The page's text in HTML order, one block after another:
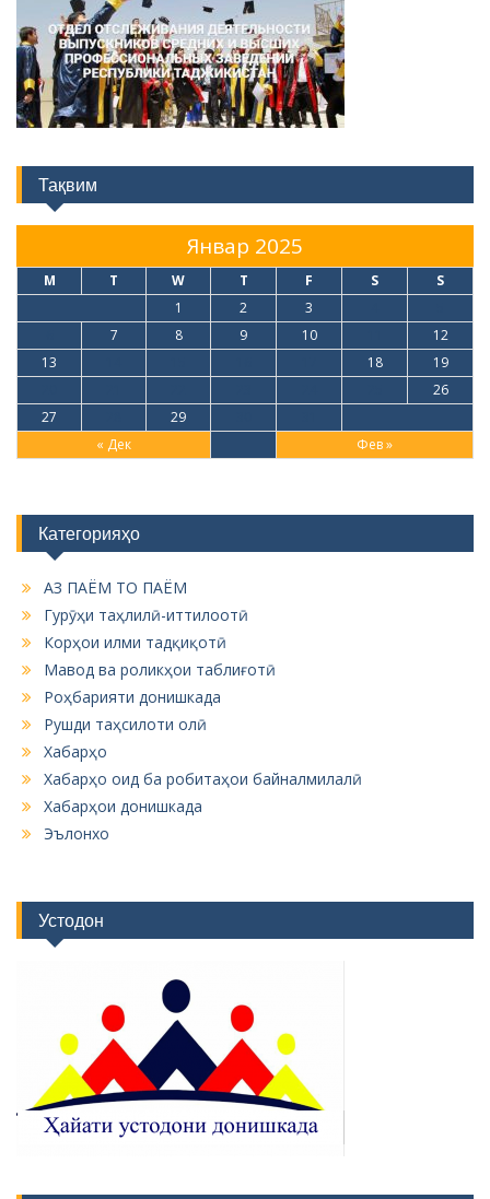
Тақвим
Январ 2025
M T W T F S S
« Дек Фев »
1 2 3
7 8 9 10
12
13
18
19
26
27
29
Категорияҳо
АЗ ПАЁМ ТО ПАЁМ
Гурӯҳи таҳлилӣ-иттилоотӣ
Корҳои илми тадқиқотӣ
Мавод ва роликҳои таблиғотӣ
Роҳбарияти донишкада
Рушди таҳсилоти олӣ
Хабарҳо
Хабарҳо оид ба робитаҳои байналмилалӣ
Хабарҳои донишкада
Эълонхо
Устодон